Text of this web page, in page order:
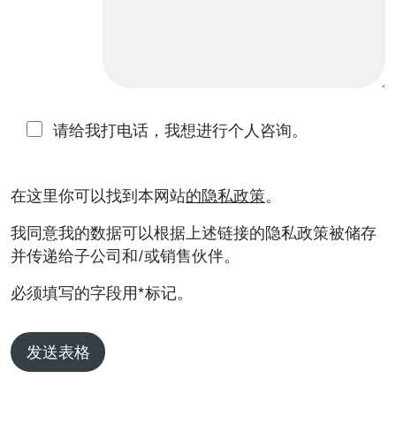
请给我打电话，我想进行个人咨询。
在这里你可以找到本网站的隐私政策。
我同意我的数据可以根据上述链接的隐私政策被储存
并传递给子公司和/或销售伙伴。
必须填写的字段用*标记。
发送表格